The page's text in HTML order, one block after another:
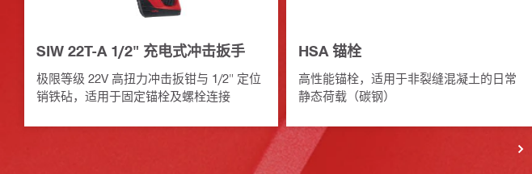
SIW 22T-A 1/2" 充电式冲击扳手
极限等级 22V 高扭力冲击扳钳与 1/2" 定位
销铁砧，适用于固定锚栓及螺栓连接
HSA 锚栓
高性能锚栓，适用于非裂缝混凝土的日常
静态荷载（碳钢）